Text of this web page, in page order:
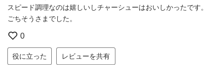
スピード調理なのは嬉しいしチャーシューはおいしかったです。
ごちそうさまでした。
0
役に立った レビューを共有